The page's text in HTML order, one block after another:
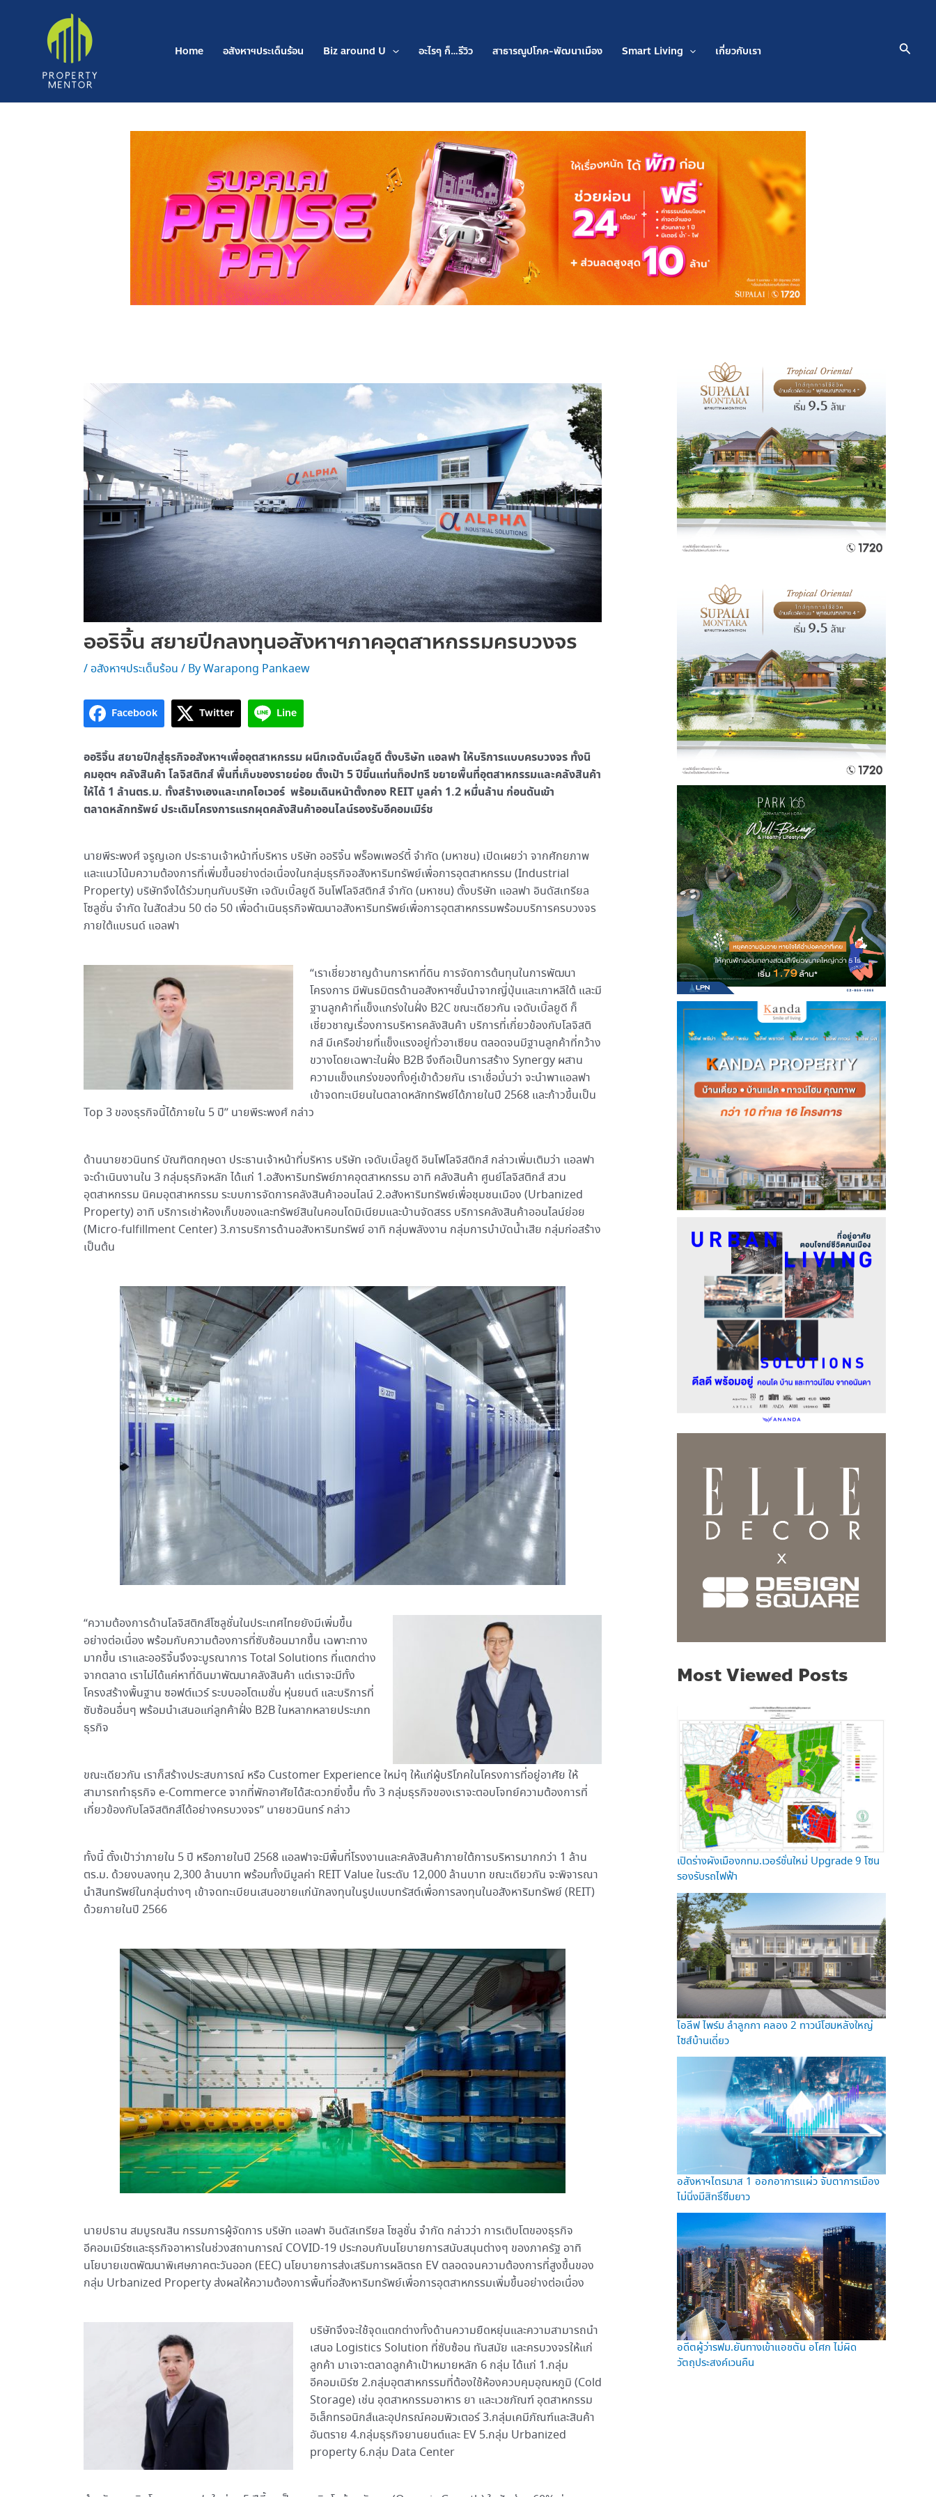
Home อสังหาฯประเด็นร้อน Biz around U อะไรๆ ก็…รีวิว สาธารณูปโภค-พัฒนาเมือง Smart Living เกี่ยวกับเรา
ออริจิ้น สยายปีกลงทุนอสังหาฯภาคอุตสาหกรรมครบวงจร
/ อสังหาฯประเด็นร้อน / ByWarapong Pankaew
Facebook Twitter Line
ออริจิ้น สยายปีกสู่ธุรกิจอสังหาฯเพื่ออุตสาหกรรม ผนึกเจดับเบิ้ลยูดี ตั้งบริษัท แอลฟา ให้บริการแบบครบวงจร ทั้งนิ
คมอุตฯ คลังสินค้า โลจิสติกส์ พื้นที่เก็บของรายย่อย ตั้งเป้า 5 ปีขึ้นแท่นท็อปทรี ขยายพื้นที่อุตสาหกรรมและคลังสินค้า
ให้ได้ 1 ล้านตร.ม. ทั้งสร้างเองและเทคโอเวอร์ พร้อมเดินหน้าตั้งกอง REIT มูลค่า 1.2 หมื่นล้าน ก่อนดันเข้า
ตลาดหลักทรัพย์ ประเดิมโครงการแรกผุดคลังสินค้าออนไลน์รองรับอีคอมเมิร์ช
นายพีระพงศ์ จรูญเอก ประธานเจ้าหน้าที่บริหาร บริษัท ออริจิ้น พร็อพเพอร์ตี้ จำกัด (มหาชน) เปิดเผยว่า จากศักยภาพ
และแนวโน้มความต้องการที่เพิ่มขึ้นอย่างต่อเนื่องในกลุ่มธุรกิจอสังหาริมทรัพย์เพื่อการอุตสาหกรรม (Industrial
Property) บริษัทจึงได้ร่วมทุนกับบริษัท เจดับเบิ้ลยูดี อินโฟโลจิสติกส์ จำกัด (มหาชน) ตั้งบริษัท แอลฟา อินดัสเทรียล
โซลูชั่น จำกัด ในสัดส่วน 50 ต่อ 50 เพื่อดำเนินธุรกิจพัฒนาอสังหาริมทรัพย์เพื่อการอุตสาหกรรมพร้อมบริการครบวงจร
ภายใต้แบรนด์ แอลฟา
“เราเชี่ยวชาญด้านการหาที่ดิน การจัดการต้นทุนในการพัฒนา
โครงการ มีพันธมิตรด้านอสังหาฯชั้นนำจากญี่ปุ่นและเกาหลีใต้ และมี
ฐานลูกค้าที่แข็งแกร่งในฝั่ง B2C ขณะเดียวกัน เจดับเบิ้ลยูดี ก็
เชี่ยวชาญเรื่องการบริหารคลังสินค้า บริการที่เกี่ยวข้องกับโลจิสติ
กส์ มีเครือข่ายที่แข็งแรงอยู่ทั่วอาเซียน ตลอดจนมีฐานลูกค้าที่กว้าง
ขวางโดยเฉพาะในฝั่ง B2B จึงถือเป็นการสร้าง Synergy ผสาน
ความแข็งแกร่งของทั้งคู่เข้าด้วยกัน เราเชื่อมั่นว่า จะนำพาแอลฟา
เข้าจดทะเบียนในตลาดหลักทรัพย์ได้ภายในปี 2568 และก้าวขึ้นเป็น
Top 3 ของธุรกิจนี้ได้ภายใน 5 ปี” นายพีระพงศ์ กล่าว
ด้านนายชวนินทร์ บัณฑิตกฤษดา ประธานเจ้าหน้าที่บริหาร บริษัท เจดับเบิ้ลยูดี อินโฟโลจิสติกส์ กล่าวเพิ่มเติมว่า แอลฟา
จะดำเนินงานใน 3 กลุ่มธุรกิจหลัก ได้แก่ 1.อสังหาริมทรัพย์ภาคอุตสาหกรรม อาทิ คลังสินค้า ศูนย์โลจิสติกส์ สวน
อุตสาหกรรม นิคมอุตสาหกรรม ระบบการจัดการคลังสินค้าออนไลน์ 2.อสังหาริมทรัพย์เพื่อชุมชนเมือง (Urbanized
Property) อาทิ บริการเช่าห้องเก็บของและทรัพย์สินในคอนโดมิเนียมและบ้านจัดสรร บริการคลังสินค้าออนไลน์ย่อย
(Micro-fulfillment Center) 3.การบริการด้านอสังหาริมทรัพย์ อาทิ กลุ่มพลังงาน กลุ่มการบำบัดน้ำเสีย กลุ่มก่อสร้าง
เป็นต้น
“ความต้องการด้านโลจิสติกส์โซลูชั่นในประเทศไทยยังมีเพิ่มขึ้น
อย่างต่อเนื่อง พร้อมกับความต้องการที่ซับซ้อนมากขึ้น เฉพาะทาง
มากขึ้น เราและออริจิ้นจึงจะบูรณาการ Total Solutions ที่แตกต่าง
จากตลาด เราไม่ได้แค่หาที่ดินมาพัฒนาคลังสินค้า แต่เราจะมีทั้ง
โครงสร้างพื้นฐาน ซอฟต์แวร์ ระบบออโตเมชั่น หุ่นยนต์ และบริการที่
ซับซ้อนอื่นๆ พร้อมนำเสนอแก่ลูกค้าฝั่ง B2B ในหลากหลายประเภท
ธุรกิจ
ขณะเดียวกัน เราก็สร้างประสบการณ์ หรือ Customer Experience ใหม่ๆ ให้แก่ผู้บริโภคในโครงการที่อยู่อาศัย ให้
สามารถทำธุรกิจ e-Commerce จากที่พักอาศัยได้สะดวกยิ่งขึ้น ทั้ง 3 กลุ่มธุรกิจของเราจะตอบโจทย์ความต้องการที่
เกี่ยวข้องกับโลจิสติกส์ได้อย่างครบวงจร” นายชวนินทร์ กล่าว
ทั้งนี้ ตั้งเป้าว่าภายใน 5 ปี หรือภายในปี 2568 แอลฟาจะมีพื้นที่โรงงานและคลังสินค้าภายใต้การบริหารมากกว่า 1 ล้าน
ตร.ม. ด้วยงบลงทุน 2,300 ล้านบาท พร้อมทั้งมีมูลค่า REIT Value ในระดับ 12,000 ล้านบาท ขณะเดียวกัน จะพิจารณา
นำสินทรัพย์ในกลุ่มต่างๆ เข้าจดทะเบียนเสนอขายแก่นักลงทุนในรูปแบบทรัสต์เพื่อการลงทุนในอสังหาริมทรัพย์ (REIT)
ด้วยภายในปี 2566
นายปธาน สมบูรณสิน กรรมการผู้จัดการ บริษัท แอลฟา อินดัสเทรียล โซลูชั่น จำกัด กล่าวว่า การเติบโตของธุรกิจ
อีคอมเมิร์ซและธุรกิจอาหารในช่วงสถานการณ์ COVID-19 ประกอบกับนโยบายการสนับสนุนต่างๆ ของภาครัฐ อาทิ
นโยบายเขตพัฒนาพิเศษภาคตะวันออก (EEC) นโยบายการส่งเสริมการผลิตรถ EV ตลอดจนความต้องการที่สูงขึ้นของ
กลุ่ม Urbanized Property ส่งผลให้ความต้องการพื้นที่อสังหาริมทรัพย์เพื่อการอุตสาหกรรมเพิ่มขึ้นอย่างต่อเนื่อง
บริษัทจึงจะใช้จุดแตกต่างทั้งด้านความยืดหยุ่นและความสามารถนำ
เสนอ Logistics Solution ที่ซับซ้อน ทันสมัย และครบวงจรให้แก่
ลูกค้า มาเจาะตลาดลูกค้าเป้าหมายหลัก 6 กลุ่ม ได้แก่ 1.กลุ่ม
อีคอมเมิร์ซ 2.กลุ่มอุตสาหกรรมที่ต้องใช้ห้องควบคุมอุณหภูมิ (Cold
Storage) เช่น อุตสาหกรรมอาหาร ยา และเวชภัณฑ์ อุตสาหกรรม
อิเล็กทรอนิกส์และอุปกรณ์คอมพิวเตอร์ 3.กลุ่มเคมีภัณฑ์และสินค้า
อันตราย 4.กลุ่มธุรกิจยานยนต์และ EV 5.กลุ่ม Urbanized
property 6.กลุ่ม Data Center
navigation
Most Viewed Posts
เปิดร่างผังเมืองกทม.เวอร์ชั่นใหม่ Upgrade 9 โซน
รองรับรถไฟฟ้า
ไอลีฟ ไพร์ม ลำลูกกา คลอง 2 ทาวน์โฮมหลังใหญ่
ไซส์บ้านเดี่ยว
อสังหาฯไตรมาส 1 ออกอาการแผ่ว จับตาการเมือง
ไม่นิ่งมีสิทธิ์ซึมยาว
อดีตผู้ว่ารฟม.ยันทางเข้าแอชตัน อโศก ไม่ผิด
วัตถุประสงค์เวนคืน